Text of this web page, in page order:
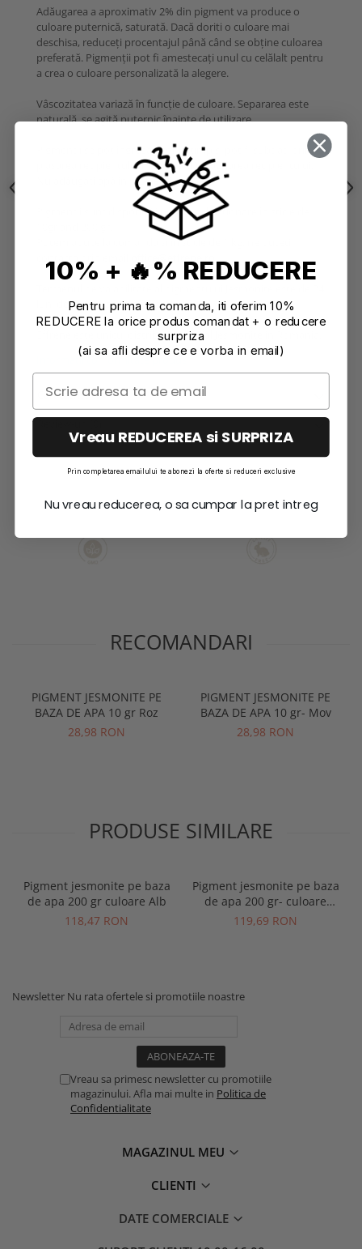
Adăugarea a aproximativ 2% din pigment va produce o
culoare puternică, saturată. Dacă doriti o culoare mai
deschisa, reduceți procentajul până când se obține culoarea
preferată. Pigmenții pot fi amestecați unul cu celălalt pentru
a crea o culoare personalizată la alegere.
Vâscozitatea variază în funcție de culoare. Separarea este
naturală, se agită puternic înainte de utilizare.
Pigmenții se pot îngroșa ușor în timp și pot fi subțiați prin
plasarea recipientului în apă caldă și agitarea recipientului.
Nu adăugați apă in pigmenți.
Pigmenții sunt disponibili pentru achiziționare în sticle de
Putem aduce la comanda si in sticle de 1 kg; ne puteti
luni de la data afișată pe ambalaj.
Effrene este unicul distribuitor oficial Jesmonite in Romania.
Informatii conformitate produs
Caracteristici
RECOMANDARI
PIGMENT JESMONITE PE
BAZA DE APA 10 gr Roz
28,98 RON
PIGMENT JESMONITE PE
BAZA DE APA 10 gr- Mov
28,98 RON
PRODUSE SIMILARE
Pigment jesmonite pe baza
de apa 200 gr culoare Alb
118,47 RON
Pigment jesmonite pe baza
de apa 200 gr- culoare
Coade
119,69 RON
Newsletter Nu rata ofertele si promotiile noastre
Vreau sa primesc newsletter cu promotiile
magazinului. Afla mai multe in Politica de
Confidentialitate
MAGAZINUL MEU
CLIENTI
DATE COMERCIALE
10% + 🔥% REDUCERE
Pentru prima ta comanda, iti oferim 10%
REDUCERE la orice produs comandat + o reducere
surpriza
(ai sa afli despre ce e vorba in email)
Vreau REDUCEREA si SURPRIZA
Prin completarea emailului te abonezi la oferte si reduceri exclusive
Nu vreau reducerea, o sa cumpar la pret intreg